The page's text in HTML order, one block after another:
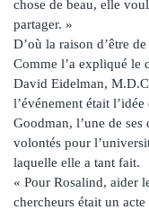
chose de beau, elle
partager. »
D’où la raison d’être
Comme l’a expliqué le
David Eidelman,
l’événement était l’idée
Goodman, l’une de ses
volontés pour
laquelle elle a tant fait.
« Pour Rosalind, aider
chercheurs était un acte